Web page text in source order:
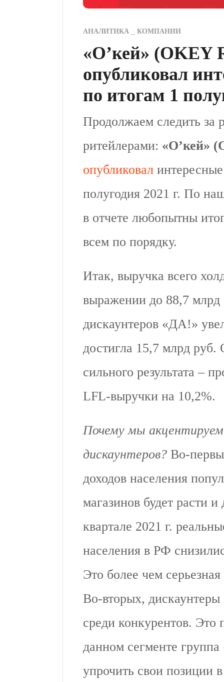
АНАЛИТИКА КОМПАНИИ
«О’кей» (OKEY
опубликовал
по итогам 1
Продолжаем следить за
ритейлерами: «О’кей»
опубликовал
полугодия 2021 г. По
в отчете любопытны
всем по порядку.
Итак, выручка всего
выражении до 88,7
дискаунтеров «ДА!»
достигла 15,7 млрд
сильного результата –
LFL-выручки на 10,2%.
Почему мы
дискаунтеров? Во-
доходов населения
магазинов будет расти
квартале 2021 г.
населения в РФ
Это более чем
Во-вторых,
среди конкурентов. Это
данном сегменте
упрочить свои позиции